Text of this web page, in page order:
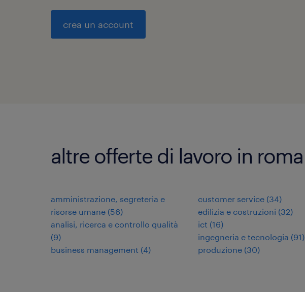
crea un account
altre offerte di lavoro in roma
amministrazione, segreteria e
risorse umane (56)
analisi, ricerca e controllo qualità
(9)
business management (4)
customer service (34)
edilizia e costruzioni (32)
ict (16)
ingegneria e tecnologia (91)
produzione (30)